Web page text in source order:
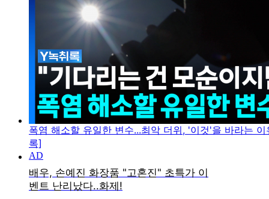
폭염 해소할 유일한 변수...최악 더위, '이것'을 바라는
록]